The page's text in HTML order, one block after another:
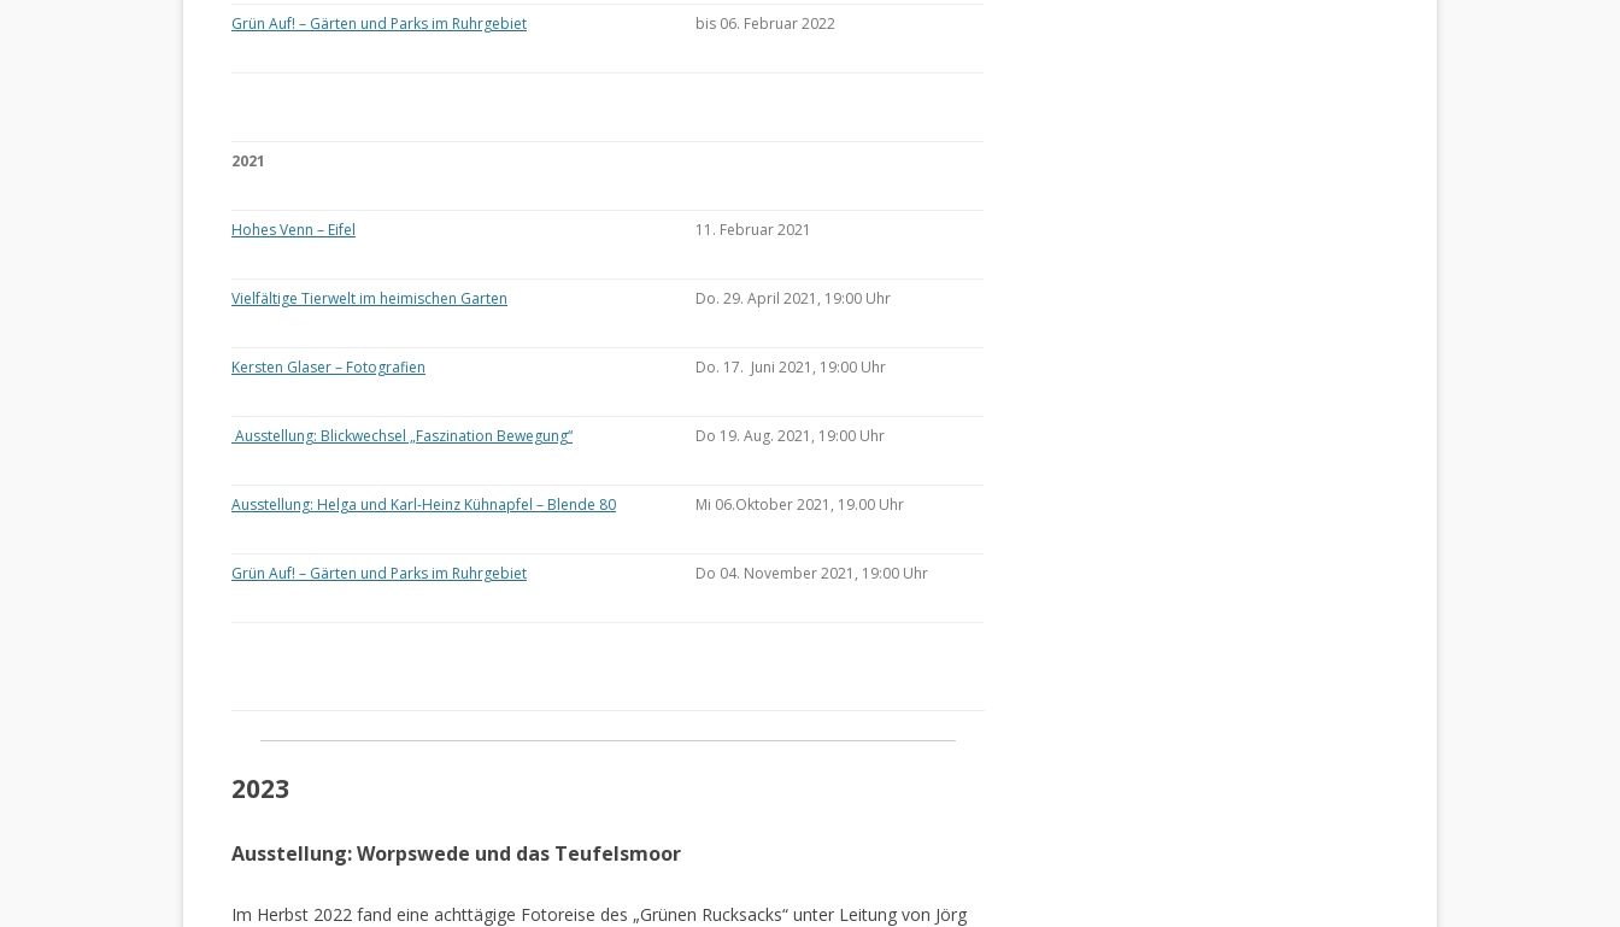
Grün Auf! – Gärten und Parks im Ruhrgebiet bis 06. Februar 2022
2021
Hohes Venn – Eifel 11. Februar 2021
Vielfältige Tierwelt im heimischen Garten Do. 29. April 2021, 19:00 Uhr
Kersten Glaser – Fotografien Do. 17. Juni 2021, 19:00 Uhr
Ausstellung: Blickwechsel „Faszination Bewegung“ Do 19. Aug. 2021, 19:00 Uhr
Ausstellung: Helga und Karl-Heinz Kühnapfel – Blende 80 Mi 06.Oktober 2021, 19.00 Uhr
Grün Auf! – Gärten und Parks im Ruhrgebiet Do 04. November 2021, 19:00 Uhr
2023
Ausstellung: Worpswede und das Teufelsmoor
Im Herbst 2022 fand eine achttägige Fotoreise des „Grünen Rucksacks“ unter Leitung von Jörg